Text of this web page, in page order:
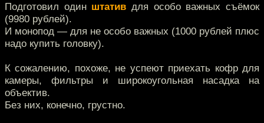
Подготовил один штатив для особо важных съёмок
(9980 рублей).
И монопод — для не особо важных (1000 рублей плюс
надо купить головку).
К сожалению, похоже, не успеют приехать кофр для
камеры, фильтры и широкоугольная насадка на
объектив.
Без них, конечно, грустно.